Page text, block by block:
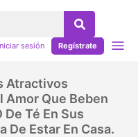
sesión Regístrate
Atractivos
Amor Que Beben
De Té En Sus
De Estar En Casa.